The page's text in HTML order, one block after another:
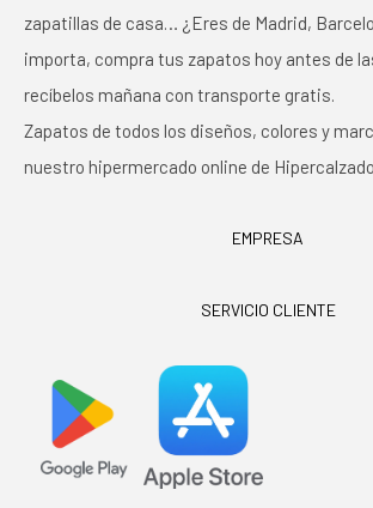
zapatillas de casa… ¿Eres de Madrid,
importa, compra tus zapatos hoy antes de
recíbelos mañana con transporte gratis.
Zapatos de todos los diseños, colores y
nuestro hipermercado online de
EMPRESA
SERVICIO CLIENTE